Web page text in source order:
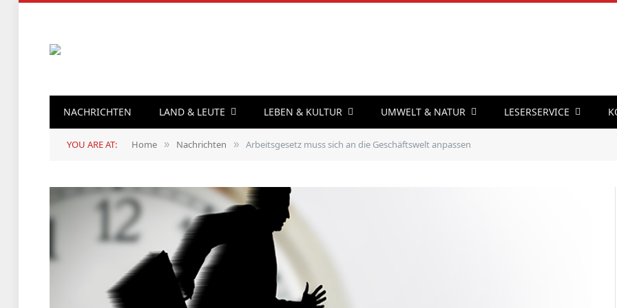
NACHRICHTEN LAND & LEUTE LEBEN & KULTUR UMWELT & NATUR LESERSERVICE
YOU ARE AT: Home » Nachrichten » Arbeitsgesetz muss sich an die Geschäftswelt anpassen